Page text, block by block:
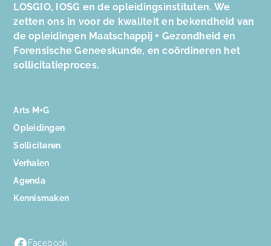
LOSGIO, IOSG en de opleidingsinstituten. We
zetten ons in voor de kwaliteit en bekendheid van
de opleidingen Maatschappij + Gezondheid en
Forensische Geneeskunde, en coördineren het
sollicitatieproces.
Arts M+G
Opleidingen
Solliciteren
Verhalen
Agenda
Kennismaken
Facebook